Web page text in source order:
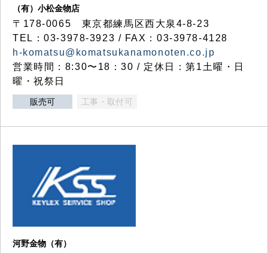
（有）小松金物店
〒178-0065 東京都練馬区西大泉4-8-23
TEL：03-3978-3923 / FAX：03-3978-4128
h-komatsu@komatsukanamonoten.co.jp
営業時間：8:30〜18：30 / 定休日：第1土曜・日
曜・祝祭日
販売可 工事・取付可
河野金物（有）